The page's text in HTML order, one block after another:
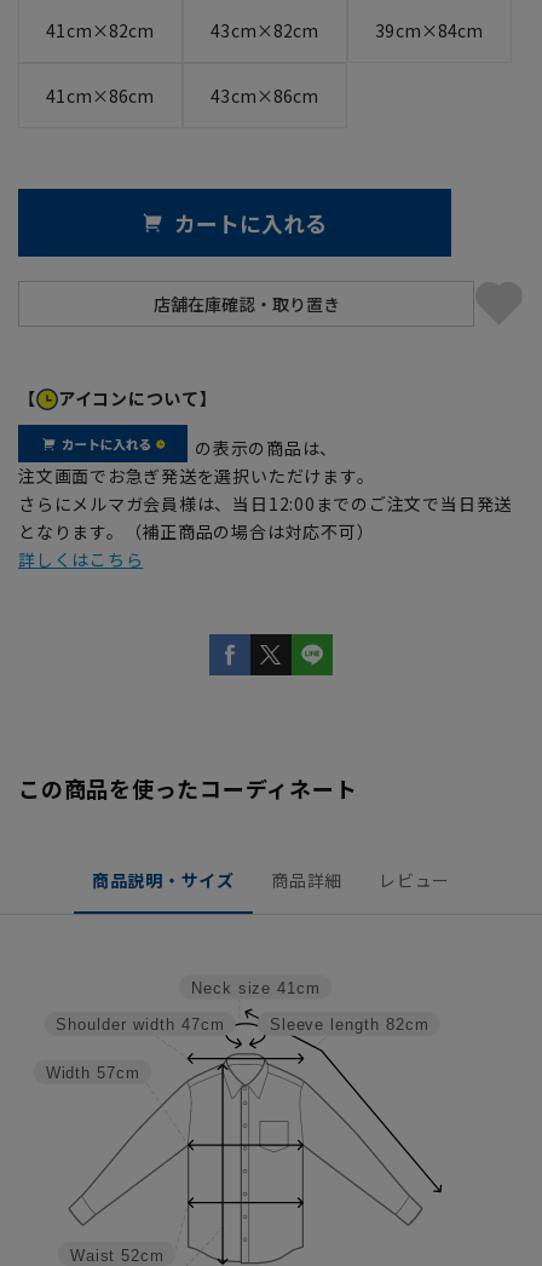
41cm×82cm 43cm×82cm 39cm×84cm
41cm×86cm 43cm×86cm
カートに入れる
【 アイコンについて】
の表示の商品は、
注文画面でお急ぎ発送を選択いただけます。
さらにメルマガ会員様は、当日12:00までのご注文で当日発送
となります。（補正商品の場合は対応不可）
詳しくはこちら
この商品を使ったコーディネート
商品説明・サイズ 商品詳細 レビュー
Sleeve length 82cm
Neck size 41cm
Waist 52cm
Width 57cm
Shoulder width 47cm